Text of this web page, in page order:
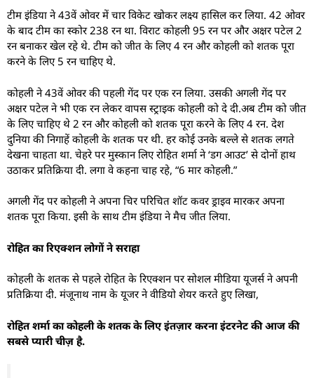
टीम इंडिया ने 43वें ओवर में चार विकेट खोकर लक्ष्य हासिल कर लिया. 42 ओवर
के बाद टीम का स्कोर 238 रन था. विराट कोहली 95 रन पर और अक्षर पटेल 2
रन बनाकर खेल रहे थे. टीम को जीत के लिए 4 रन और कोहली को शतक पूरा
करने के लिए 5 रन चाहिए थे.
कोहली ने 43वें ओवर की पहली गेंद पर एक रन लिया. उसकी अगली गेंद पर
अक्षर पटेल ने भी एक रन लेकर वापस स्ट्राइक कोहली को दे दी.अब टीम को जीत
के लिए चाहिए थे 2 रन और कोहली को शतक पूरा करने के लिए 4 रन. देश
दुनिया की निगाहें कोहली के शतक पर थी. हर कोई उनके बल्ले से शतक लगते
देखना चाहता था. चेहरे पर मुस्कान लिए रोहित शर्मा ने ‘डग आउट’ से दोनों हाथ
उठाकर प्रतिक्रिया दी. लगा वे कहना चाह रहे, “6 मार कोहली.”
अगली गेंद पर कोहली ने अपना चिर परिचित शॉट कवर ड्राइव मारकर अपना
शतक पूरा किया. इसी के साथ टीम इंडिया ने मैच जीत लिया.
रोहित का रिएक्शन लोगों ने सराहा
कोहली के शतक से पहले रोहित के रिएक्शन पर सोशल मीडिया यूजर्स ने अपनी
प्रतिक्रिया दी. मंजूनाथ नाम के यूजर ने वीडियो शेयर करते हुए लिखा,
रोहित शर्मा का कोहली के शतक के लिए इंतज़ार करना इंटरनेट की आज की
सबसे प्यारी चीज़ है.